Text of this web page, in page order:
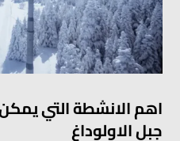
اهم الانشطة التي
جبل الاولوداغ